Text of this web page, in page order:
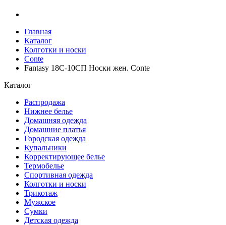
Главная
Каталог
Колготки и носки
Conte
Fantasy 18С-10СП Носки жен. Conte
Каталог
Распродажа
Нижнее белье
Домашняя одежда
Домашние платья
Городская одежда
Купальники
Корректирующее белье
Термобелье
Спортивная одежда
Колготки и носки
Трикотаж
Мужское
Сумки
Детская одежда